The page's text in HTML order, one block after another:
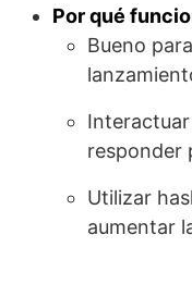
Por qué
Bueno
responder
Utilizar
aumentar